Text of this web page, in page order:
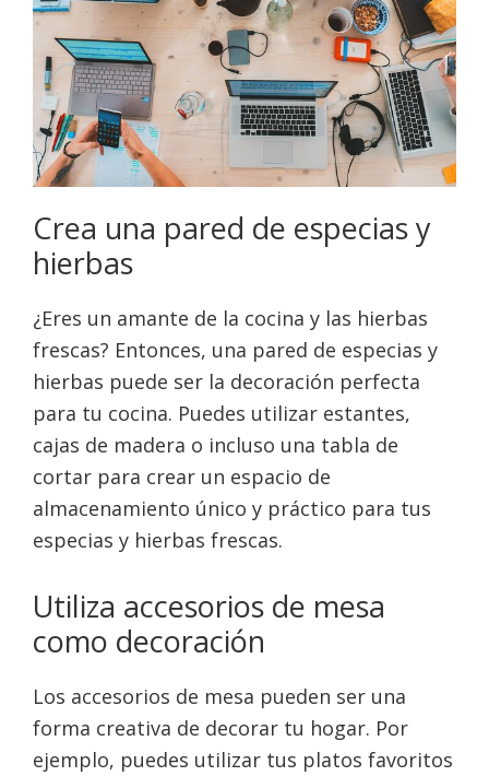
Crea una pared de especias y
hierbas
¿Eres un amante de la cocina y las hierbas
frescas? Entonces, una pared de especias y
hierbas puede ser la decoración perfecta
para tu cocina. Puedes utilizar estantes,
cajas de madera o incluso una tabla de
cortar para crear un espacio de
almacenamiento único y práctico para tus
especias y hierbas frescas.
Utiliza accesorios de mesa
como decoración
Los accesorios de mesa pueden ser una
forma creativa de decorar tu hogar. Por
ejemplo, puedes utilizar tus platos favoritos